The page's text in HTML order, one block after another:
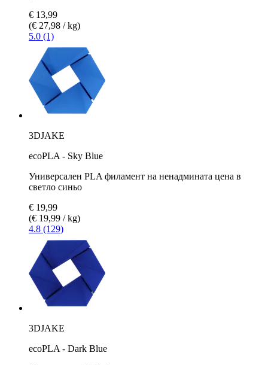
€ 13,99
(€ 27,98 / kg)
5.0 (1)
3DJAKE
ecoPLA - Sky Blue
Универсален PLA филамент на ненадмината цена в
светло синьо
€ 19,99
(€ 19,99 / kg)
4.8 (129)
3DJAKE
ecoPLA - Dark Blue